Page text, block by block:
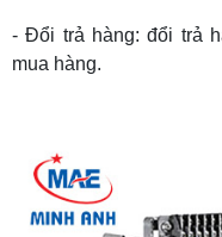
- Đổi trả hàng: đổi trả
mua hàng.